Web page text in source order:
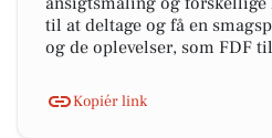
til at deltage og få en
og de oplevelser, som FDF
Kopiér link